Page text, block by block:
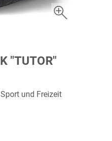
"TUTOR"
und Freizeit